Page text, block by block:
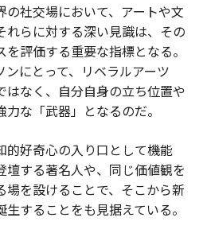
の社交場において、アートや文
れらに対する深い見識は、その
評価する重要な指標となる。
にとって、リベラルアーツ
はなく、自分自身の立ち位置や
な「武器」となるのだ。
的好奇心の入り口として機能
壇する著名人や、同じ価値観を
を設けることで、そこから新
することをも見据えている。